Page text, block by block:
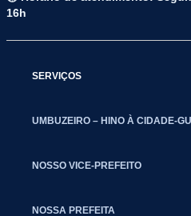
16h
SERVIÇOS
UMBUZEIRO – HINO À CIDADE-
NOSSO VICE-PREFEITO
NOSSA PREFEITA